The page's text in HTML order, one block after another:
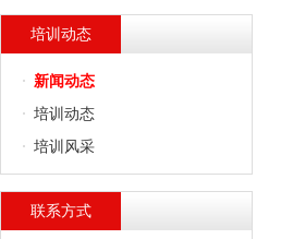
培训动态
新闻动态
培训动态
培训风采
联系方式